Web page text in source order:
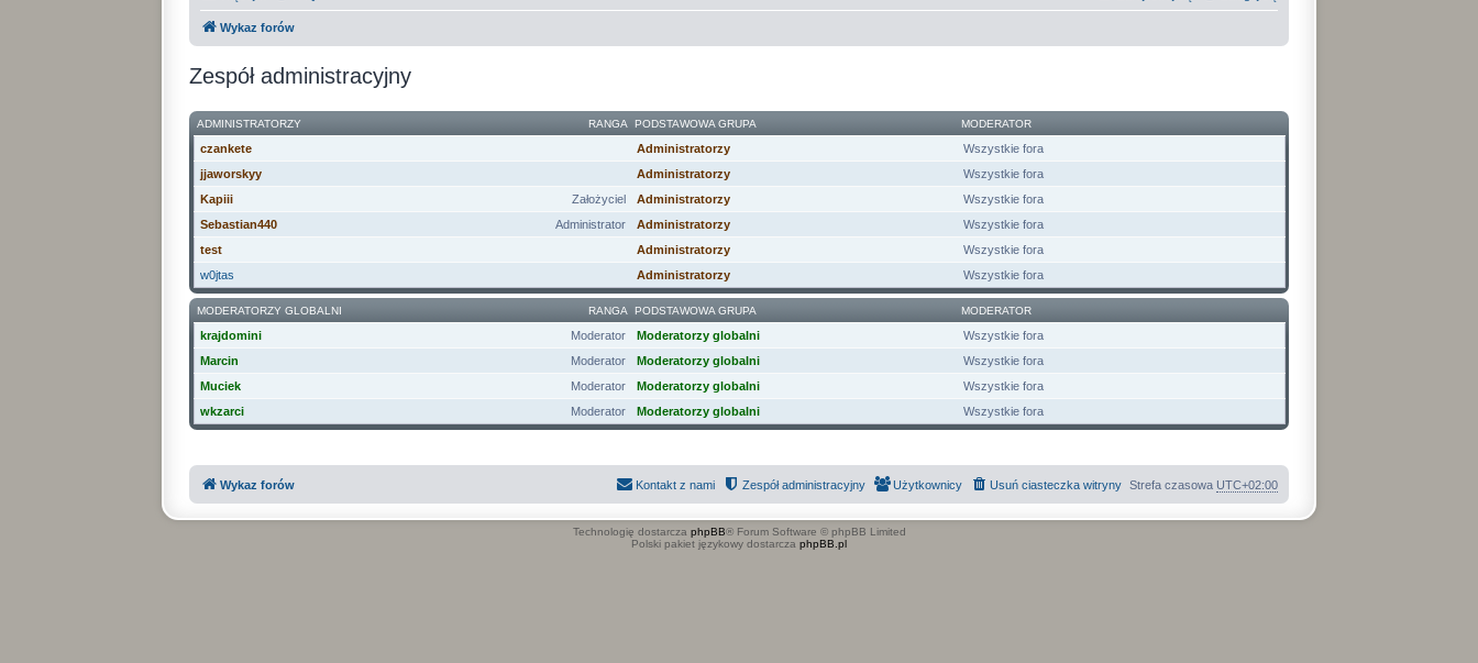
Wykaz forów
Zespół administracyjny
RANGA
ADMINISTRATORZY PODSTAWOWA GRUPA MODERATOR
czankete Administratorzy
Wszystkie fora
jjaworskyy
Administratorzy
Wszystkie fora
Założyciel
Kapiii Administratorzy
Wszystkie fora
Administrator
Sebastian440 Administratorzy
Wszystkie fora
test
Administratorzy
Wszystkie fora
w0jtas
Administratorzy Wszystkie fora
RANGA
MODERATORZY GLOBALNI PODSTAWOWA GRUPA MODERATOR
Moderator
krajdomini Moderatorzy globalni
Wszystkie fora
Moderator
Marcin Moderatorzy globalni
Wszystkie fora
Moderator
Muciek Moderatorzy globalni
Wszystkie fora
Moderator
wkzarci Moderatorzy globalni Wszystkie fora
Wykaz forów Strefa czasowa UTC+02:00
Usuń ciasteczka witryny
Użytkownicy
Zespół administracyjny
Kontakt z nami
Technologię dostarcza phpBB® Forum Software © phpBB Limited
Polski pakiet językowy dostarcza phpBB.pl